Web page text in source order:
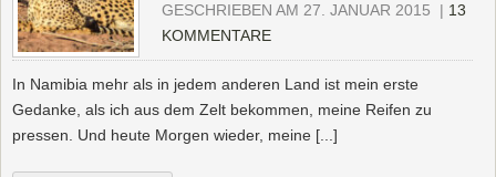
GESCHRIEBEN AM 27. JANUAR 2015 | 13
KOMMENTARE
In Namibia mehr als in jedem anderen Land ist mein erste
Gedanke, als ich aus dem Zelt bekommen, meine Reifen zu
pressen. Und heute Morgen wieder, meine [...]